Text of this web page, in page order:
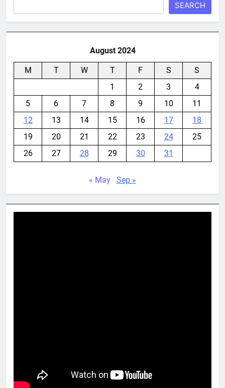
SEARCH
August 2024
M T W T F S
S
1
2 3
4
5
6 7 8 9 10
11
12
13 14 15 16 17
18
19
20 21 22 23 24
25
26
27 28 29 30 31
« May Sep »